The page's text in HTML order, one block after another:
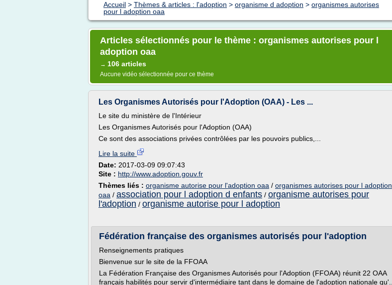
Accueil > Thèmes & articles : l'adoption > organisme d adoption > organismes autorises
pour l adoption oaa
Articles sélectionnés pour le thème : organismes autorises pour l
adoption oaa
→ 106 articles
Aucune vidéo sélectionnée pour ce thème
Les Organismes Autorisés pour l'Adoption (OAA) - Les ...
Le site du ministère de l'Intérieur
Les Organismes Autorisés pour l'Adoption (OAA)
Ce sont des associations privées contrôlées par les pouvoirs publics,...
Lire la suite
Date: 2017-03-09 09:07:43
Site : http://www.adoption.gouv.fr
Thèmes liés : organisme autorise pour l'adoption oaa / organismes autorises pour l adoption
oaa / association pour l adoption d enfants / organisme autorises pour
l'adoption / organisme autorise pour l adoption
Fédération française des organismes autorisés pour l'adoption
Renseignements pratiques
Bienvenue sur le site de la FFOAA
La Fédération Française des Organismes Autorisés pour l'Adoption (FFOAA) réunit 22 OAA
français habilités pour servir d'intermédiaire tant dans le domaine de l'adoption nationale qu'...